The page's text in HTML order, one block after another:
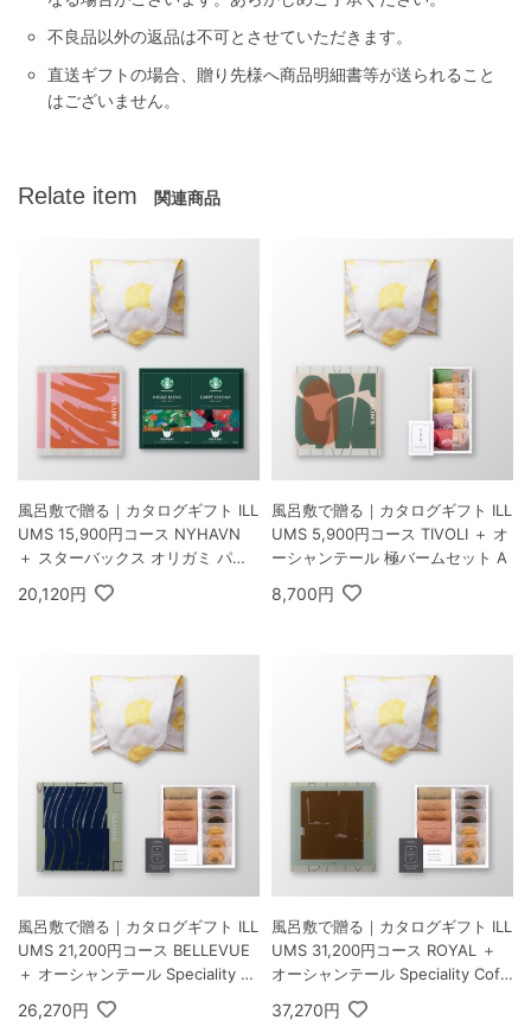
不良品以外の返品は不可とさせていただきます。
直送ギフトの場合、贈り先様へ商品明細書等が送られること
はございません。
Relate item 関連商品
風呂敷で贈る｜カタログギフト ILL
UMS 15,900円コース NYHAVN
＋ スターバックス オリガミ パー
ソナルドリップ コーヒーギフトB
20,120円
風呂敷で贈る｜カタログギフト ILL
UMS 5,900円コース TIVOLI ＋ オ
ーシャンテール 極バームセット A
8,700円
風呂敷で贈る｜カタログギフト ILL
UMS 21,200円コース BELLEVUE
＋ オーシャンテール Speciality C
offee＆バームセット A
26,270円
風呂敷で贈る｜カタログギフト ILL
UMS 31,200円コース ROYAL ＋
オーシャンテール Speciality Coff
ee＆バームセット A
37,270円